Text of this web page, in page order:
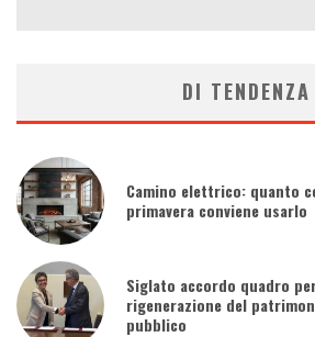
DI TENDENZA
Camino elettrico: quanto
primavera conviene usarlo
Siglato accordo quadro
rigenerazione del
pubblico